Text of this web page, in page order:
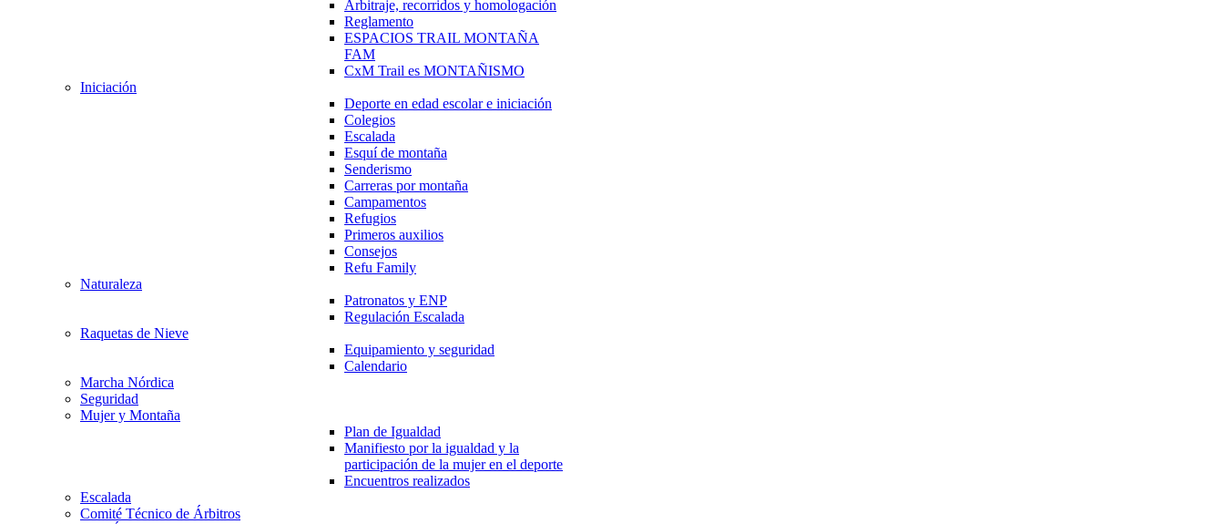
Arbitraje, recorridos y homologación
Reglamento
ESPACIOS TRAIL MONTAÑA
FAM
CxM Trail es MONTAÑISMO
Iniciación
Deporte en edad escolar e iniciación
Colegios
Escalada
Esquí de montaña
Senderismo
Carreras por montaña
Campamentos
Refugios
Primeros auxilios
Consejos
Refu Family
Naturaleza
Patronatos y ENP
Regulación Escalada
Raquetas de Nieve
Equipamiento y seguridad
Calendario
Marcha Nórdica
Seguridad
Mujer y Montaña
Plan de Igualdad
Manifiesto por la igualdad y la
participación de la mujer en el deporte
Encuentros realizados
Escalada
Comité Técnico de Árbitros